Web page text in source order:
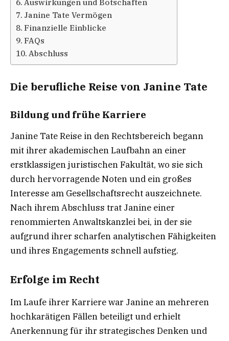
Janine Tate Vermögen
Finanzielle Einblicke
FAQs
Abschluss
Die berufliche Reise von Janine Tate
Bildung und frühe Karriere
Janine Tate Reise in den Rechtsbereich begann
mit ihrer akademischen Laufbahn an einer
erstklassigen juristischen Fakultät, wo sie sich
durch hervorragende Noten und ein großes
Interesse am Gesellschaftsrecht auszeichnete.
Nach ihrem Abschluss trat Janine einer
renommierten Anwaltskanzlei bei, in der sie
aufgrund ihrer scharfen analytischen Fähigkeiten
und ihres Engagements schnell aufstieg.
Erfolge im Recht
Im Laufe ihrer Karriere war Janine an mehreren
hochkarätigen Fällen beteiligt und erhielt
Anerkennung für ihr strategisches Denken und